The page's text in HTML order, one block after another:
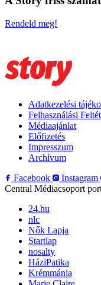
Rendeld meg!
Adatkezelési
Felhasználási
Médiaajánlat
Előfizetés
Impresszum
Archívum
Facebook
Instagram
Central Médiacsoport
24.hu
nlc
Nők Lapja
Startlap
nosalty
HáziPatika
Krémmánia